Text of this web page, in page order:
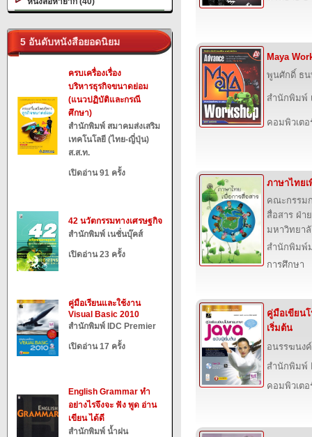
5 อันดับหนังสือยอดนิยม
ครบเครื่องเรื่อง
บริหารธุรกิจขนาดย่อม
(แนวปฏิบัติและกรณี
ศึกษา)
สำนักพิมพ์ สมาคมส่งเสริม
เทคโนโลยี (ไทย-ญี่ปุ่น)
ส.ส.ท.
เปิดอ่าน 91 ครั้ง
42 นวัตกรรมทางเศรษฐกิจ
สำนักพิมพ์ เนชั่นบุ๊คส์
เปิดอ่าน 23 ครั้ง
คู่มือเรียนและใช้งาน
Visual Basic 2010
สำนักพิมพ์ IDC Premier
เปิดอ่าน 17 ครั้ง
English Grammar ทำ
อย่างไรจึงจะ ฟัง พูด อ่าน
เขียน ได้ดี
สำนักพิมพ์ น้ำฝน
Maya
พูนศักดิ์ ธ
สำนักพิมพ์
คอมพิวเตอ
ภาษาไทยเ
คณะกรรม
สื่อสาร ฝ่า
มหาวิทยา
สำนักพิมพ์
การศึกษา
คู่มือเขียน
เริ่มต้น
อนรรฆน
สำนักพิมพ์
คอมพิวเตอ